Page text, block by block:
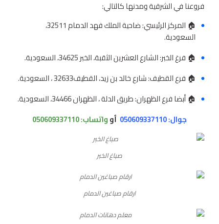
فروعنا في الشرقية ومدنها كالتالي:
🏠 المركز الرئيسي: ضاحية الملك فهد الدمام 32511،
السعودية.
🏠 فرغ الخبر: الشارع العشرين الثقبة، الخبر 34625، السعودية.
🏠 فرع القطيف: شارع خالد بن زيد، القطيف‎ 32633، السعودية.
🏠 أبضا فرع الظهران: طريق الدلة ، الظهران 34466، السعودية.
جوال: 050609337110
أوواتساب:050609337110
صباغ الخبر
ارقام صباغين الدمام